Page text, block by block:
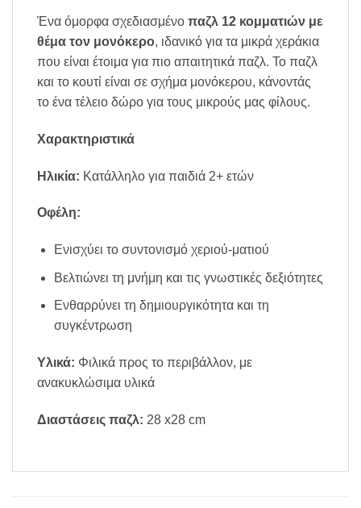
Ένα όμορφα σχεδιασμένο παζλ 12 κομματιών με
θέμα τον μονόκερο, ιδανικό για τα μικρά χεράκια
που είναι έτοιμα για πιο απαιτητικά παζλ. Το παζλ
και το κουτί είναι σε σχήμα μονόκερου, κάνοντάς
το ένα τέλειο δώρο για τους μικρούς μας φίλους.
Χαρακτηριστικά
Ηλικία: Κατάλληλο για παιδιά 2+ ετών
Οφέλη:
Ενισχύει το συντονισμό χεριού-ματιού
Βελτιώνει τη μνήμη και τις γνωστικές δεξιότητες
Ενθαρρύνει τη δημιουργικότητα και τη
συγκέντρωση
Υλικά: Φιλικά προς το περιβάλλον, με
ανακυκλώσιμα υλικά
Διαστάσεις παζλ: 28 x28 cm